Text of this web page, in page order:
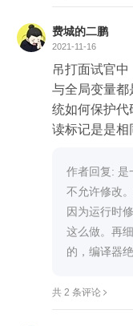
费城的二鹏
2021-11-16
吊打面试官
与全局变量都
统如何保护代
读标记是是相
作者回复: 是
不允许修改
因为运行时
这么做。再
的，编译器
共 2 条评论